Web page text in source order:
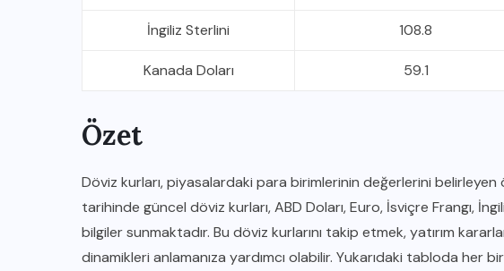
İngiliz Sterlini 108.8
Kanada Doları 59.1
Özet
Döviz kurları, piyasalardaki para birimlerinin değerlerini belirleyen
tarihinde güncel döviz kurları, ABD Doları, Euro, İsviçre Frangı,
bilgiler sunmaktadır. Bu döviz kurlarını takip etmek, yatırım
dinamikleri anlamanıza yardımcı olabilir. Yukarıdaki tabloda her
HTML Yapısı ile Web Sitesi
İçeriğine Erişim Sağlama